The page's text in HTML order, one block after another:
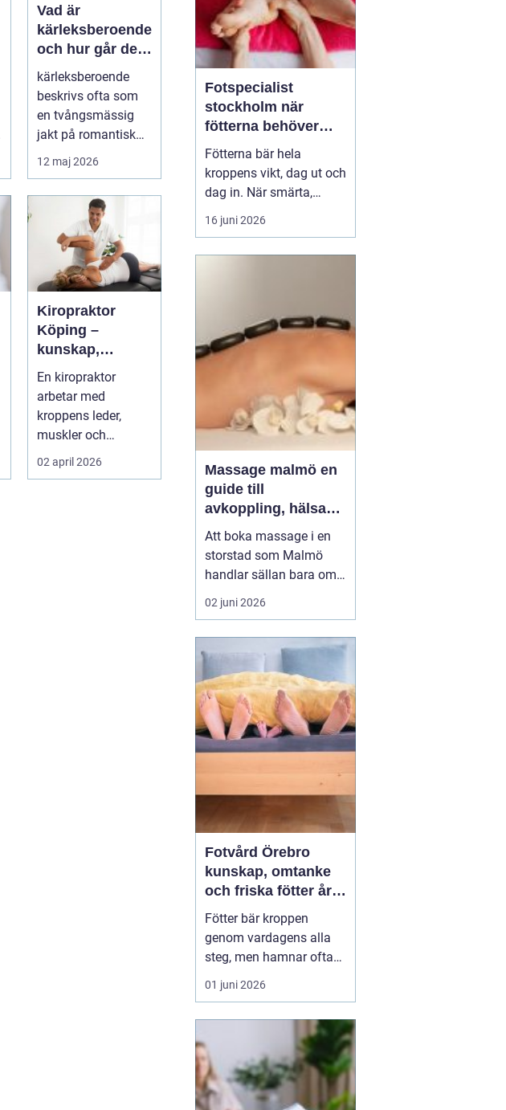
Vad är
kärleksberoende
och hur går det
att bryta
mönstret?
kärleksberoende
beskrivs ofta som
en tvångsmässig
jakt på romantisk
kärlek, närhet eller
bekräftelse...
12 maj 2026
Kiropraktor
Köping –
kunskap,
trygghet och
behandling som
gör skillnad
En kiropraktor
arbetar med
kroppens leder,
muskler och
nervsystem för att
minska smärta, f...
02 april 2026
Fotspecialist
stockholm när
fötterna behöver
mer än vila
Fötterna bär hela
kroppens vikt, dag ut och
dag in. När smärta,
stelhet eller
felställningar uppstår
väntar länge innan de
söker hjälp, trots att tidig
utre...
16 juni 2026
Massage malmö en
guide till
avkoppling, hälsa
och välmående
Att boka massage i en
storstad som Malmö
handlar sällan bara om
lyx. För många är det ett
sätt att hantera
långvarig smärta eller
stress som aldrig verkar
ge med sig. Samtidigt
växer intresset för både
klassisk svensk
massage och...
02 juni 2026
Fotvård Örebro
kunskap, omtanke
och friska fötter året
runt
Fötter bär kroppen
genom vardagens alla
steg, men hamnar ofta
längst ner på
prioriteringslistan.
när problemen redan gör
ont, skaver eller
begränsar vardagen.
Medgenomtänkt fotvård
01 juni 2026